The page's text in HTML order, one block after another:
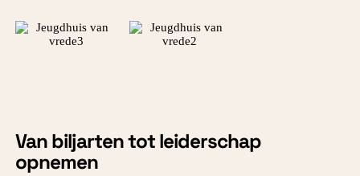
Van biljarten tot leiderschap
opnemen